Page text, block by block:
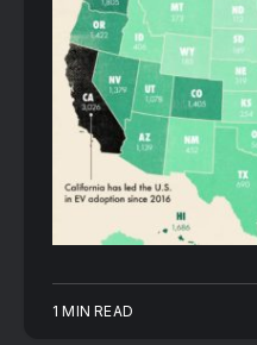
1 MIN READ